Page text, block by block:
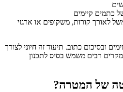
כתמים קיימים
לאורך קורות, משקופים או ארגזי
ובסיכום כתוב. תיעוד זה חיוני לצורך
רבים משמש בסיס לתכנון
של המטרה?